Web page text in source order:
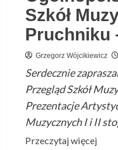
Szkół
Pruchniku
Grzegorz Wójcikiewicz
Serdecznie
Przegląd Szkół
Prezentacje
Muzycznych I i II
Przeczytaj więcej